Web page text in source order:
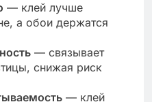
— клей лучше
а обои держатся
— связывает
снижая риск
— клей